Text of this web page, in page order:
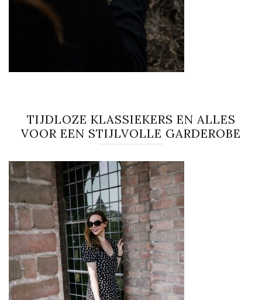
TIJDLOZE KLASSIEKERS EN ALLES
VOOR EEN STIJLVOLLE GARDEROBE